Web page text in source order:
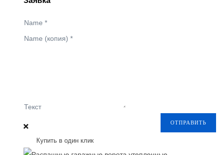
Name *
Name (копия) *
Текст
ОТПРАВИТЬ
Купить в один клик